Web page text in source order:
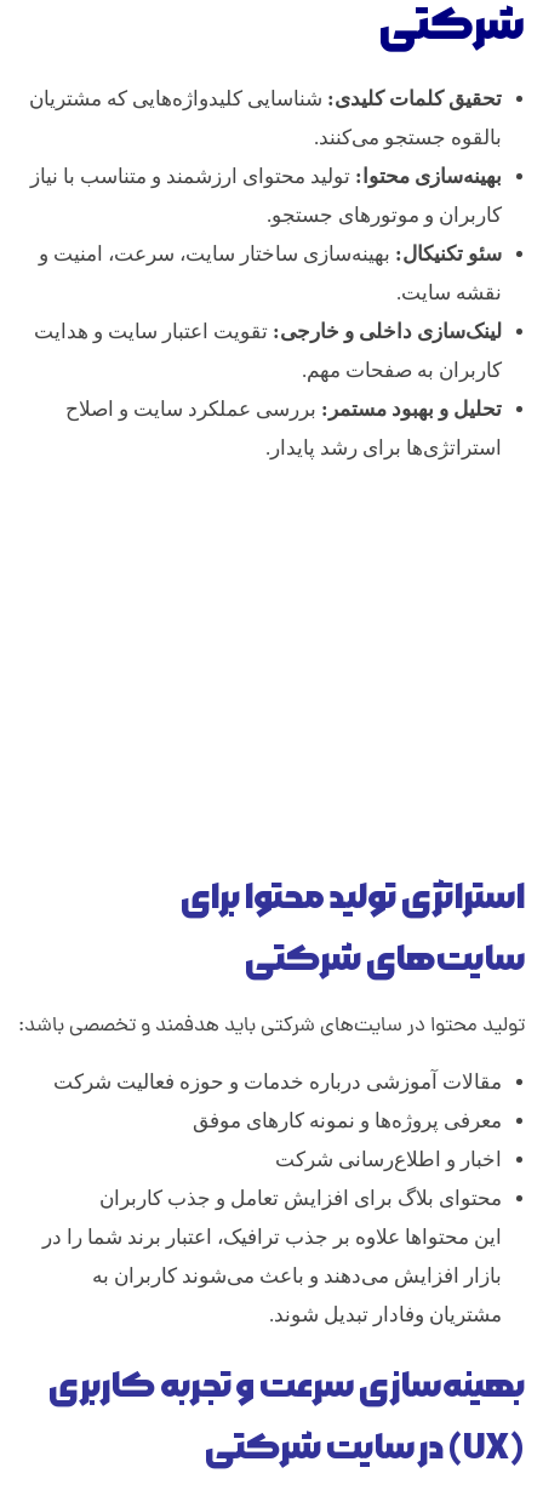
شرکتی
تحقیق کلمات کلیدی: شناسایی کلیدواژه‌هایی که مشتریان
بالقوه جستجو می‌کنند.
بهینه‌سازی محتوا: تولید محتوای ارزشمند و متناسب با نیاز
کاربران و موتورهای جستجو.
سئو تکنیکال: بهینه‌سازی ساختار سایت، سرعت، امنیت و
نقشه سایت.
لینک‌سازی داخلی و خارجی: تقویت اعتبار سایت و هدایت
کاربران به صفحات مهم.
تحلیل و بهبود مستمر: بررسی عملکرد سایت و اصلاح
استراتژی‌ها برای رشد پایدار.
استراتژی تولید محتوا برای
سایت‌های شرکتی
تولید محتوا در سایت‌های شرکتی باید هدفمند و تخصصی باشد:
مقالات آموزشی درباره خدمات و حوزه فعالیت شرکت
معرفی پروژه‌ها و نمونه کارهای موفق
اخبار و اطلاع‌رسانی شرکت
محتوای بلاگ برای افزایش تعامل و جذب کاربران
این محتواها علاوه بر جذب ترافیک، اعتبار برند شما را در
بازار افزایش می‌دهند و باعث می‌شوند کاربران به
مشتریان وفادار تبدیل شوند.
بهینه‌سازی سرعت و تجربه کاربری
(UX) در سایت شرکتی